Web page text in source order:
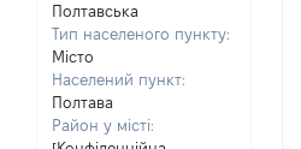
Полтавська
Тип населеного пункту:
Місто
Населений пункт:
Полтава
Район у місті: